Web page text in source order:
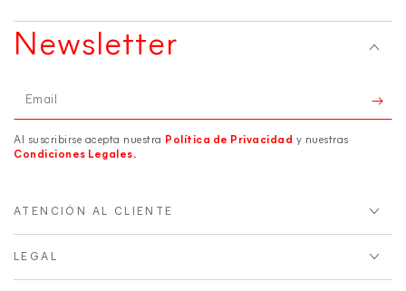
Newsletter
Email
Al suscribirse acepta nuestra Política de Privacidad y nuestras
Condiciones Legales.
ATENCIÓN AL CLIENTE
LEGAL